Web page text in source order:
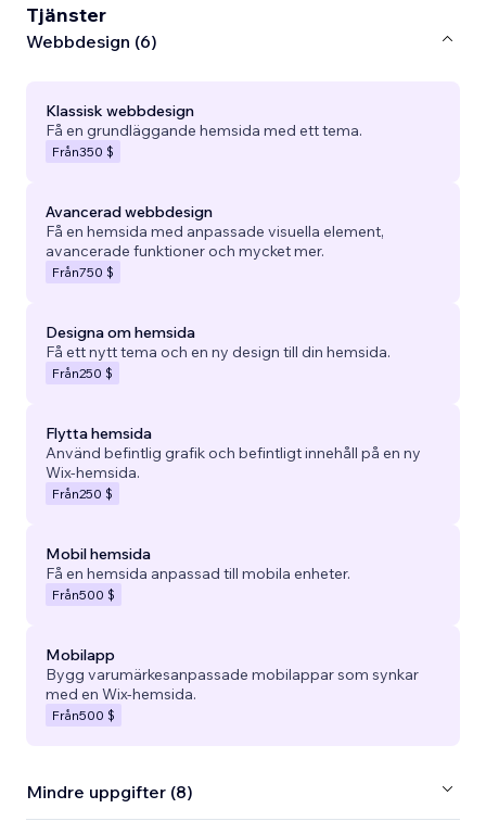
Tjänster
Webbdesign (6)
Klassisk webbdesign
Få en grundläggande hemsida med ett tema.
Från350 $
Avancerad webbdesign
Få en hemsida med anpassade visuella element,
avancerade funktioner och mycket mer.
Från750 $
Designa om hemsida
Få ett nytt tema och en ny design till din hemsida.
Från250 $
Flytta hemsida
Använd befintlig grafik och befintligt innehåll på en ny
Wix-hemsida.
Från250 $
Mobil hemsida
Få en hemsida anpassad till mobila enheter.
Från500 $
Mobilapp
Bygg varumärkesanpassade mobilappar som synkar
med en Wix-hemsida.
Från500 $
Mindre uppgifter (8)